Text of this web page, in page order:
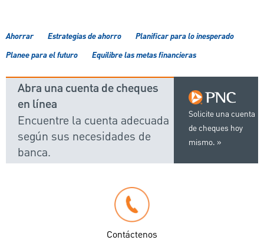
Ahorrar Estrategias de ahorro
Planificar para lo inesperado
Planee para el futuro
Equilibre las metas financieras
Solicite una cuenta
de cheques hoy
mismo.
Abra una cuenta de cheques
en línea
Encuentre la cuenta adecuada
según sus necesidades de
banca.
Contáctenos